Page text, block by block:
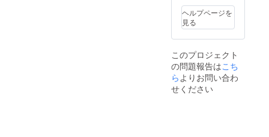
ヘルプページを
見る
このプロジェクト
の問題報告はこち
らよりお問い合わ
せください